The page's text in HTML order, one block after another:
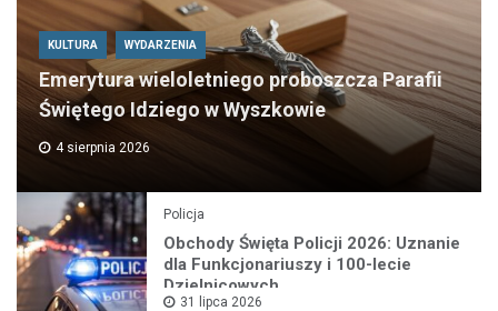
KULTURA WYDARZENIA
Emerytura wieloletniego proboszcza Parafii
Świętego Idziego w Wyszkowie
4 sierpnia 2026
Policja
Obchody Święta Policji 2026: Uznanie
dla Funkcjonariuszy i 100-lecie
Dzielnicowych
31 lipca 2026